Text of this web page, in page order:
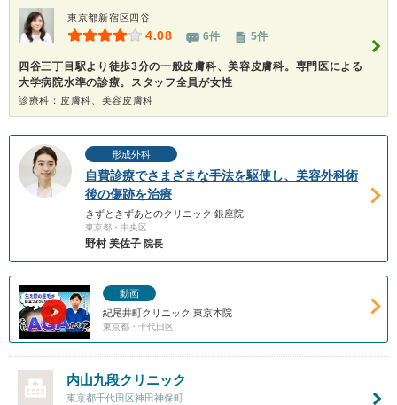
東京都新宿区四谷
4.08 6件 5件
四谷三丁目駅より徒歩3分の一般皮膚科、美容皮膚科。専門医による
大学病院水準の診療。スタッフ全員が女性
診療科：皮膚科、美容皮膚科
形成外科
自費診療でさまざまな手法を駆使し、美容外科術
後の傷跡を治療
きずときずあとのクリニック 銀座院
東京都・中央区
野村 美佐子 院長
動画
紀尾井町クリニック 東京本院
東京都・千代田区
内山九段クリニック
東京都千代田区神田神保町